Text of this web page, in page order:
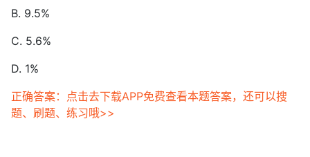
B. 9.5%
C. 5.6%
D. 1%
正确答案：点击去下载APP免费查看本题答案，还可以搜
题、刷题、练习哦>>